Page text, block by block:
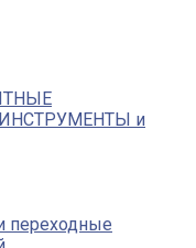
ИНСТРУМЕНТЫ и
переходные